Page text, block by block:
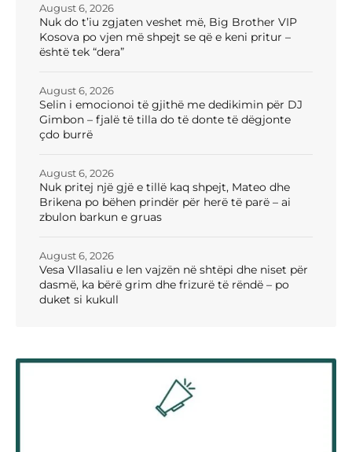
Nuk do t’iu zgjaten veshet më, Big Brother VIP
Kosova po vjen më shpejt se që e keni pritur –
është tek “dera”
August 6, 2026
Selin i emocionoi të gjithë me dedikimin për DJ
Gimbon – fjalë të tilla do të donte të dëgjonte
çdo burrë
August 6, 2026
Nuk pritej një gjë e tillë kaq shpejt, Mateo dhe
Brikena po bëhen prindër për herë të parë – ai
zbulon barkun e gruas
August 6, 2026
Vesa Vllasaliu e len vajzën në shtëpi dhe niset për
dasmë, ka bërë grim dhe frizurë të rëndë – po
duket si kukull
August 6, 2026